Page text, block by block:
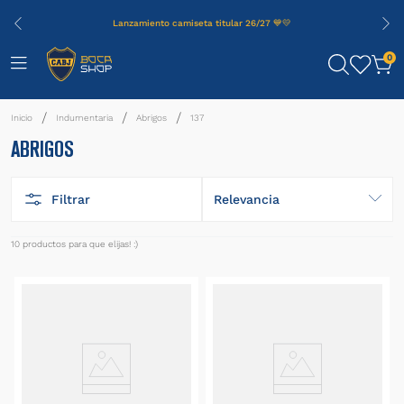
Lanzamiento camiseta titular 26/27 💙💛
0
Indumentaria Abrigos 137
ABRIGOS
Filtrar Relevancia
10 productos